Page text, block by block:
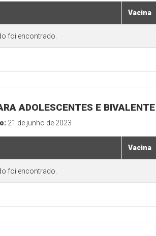
Vacina
foi encontrado.
ADOLESCENTES E
21 de junho de 2023
Vacina
foi encontrado.